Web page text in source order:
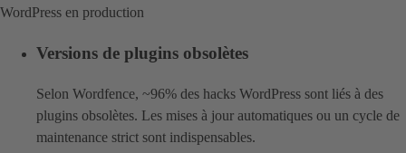
WordPress en production
Versions de plugins obsolètes
Selon Wordfence, ~96% des hacks WordPress sont liés à des
plugins obsolètes. Les mises à jour automatiques ou un cycle de
maintenance strict sont indispensables.